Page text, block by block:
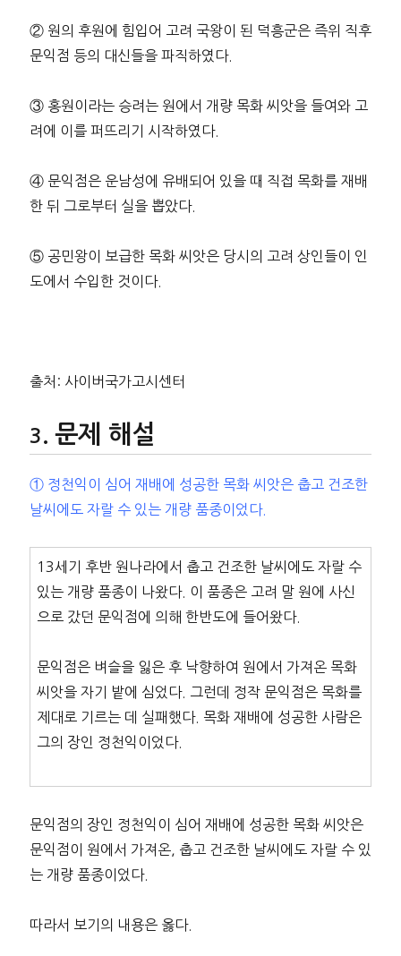
② 원의 후원에 힘입어 고려 국왕이 된 덕흥군은 즉위 직후
문익점 등의 대신들을 파직하였다.
③ 홍원이라는 승려는 원에서 개량 목화 씨앗을 들여와 고
려에 이를 퍼뜨리기 시작하였다.
④ 문익점은 운남성에 유배되어 있을 때 직접 목화를 재배
한 뒤 그로부터 실을 뽑았다.
⑤ 공민왕이 보급한 목화 씨앗은 당시의 고려 상인들이 인
도에서 수입한 것이다.
출처: 사이버국가고시센터
문제 해설
① 정천익이 심어 재배에 성공한 목화 씨앗은 춥고 건조한
날씨에도 자랄 수 있는 개량 품종이었다.
13세기 후반 원나라에서 춥고 건조한 날씨에도 자랄 수
있는 개량 품종이 나왔다. 이 품종은 고려 말 원에 사신
으로 갔던 문익점에 의해 한반도에 들어왔다.
문익점은 벼슬을 잃은 후 낙향하여 원에서 가져온 목화
씨앗을 자기 밭에 심었다. 그런데 정작 문익점은 목화를
제대로 기르는 데 실패했다. 목화 재배에 성공한 사람은
그의 장인 정천익이었다.
문익점의 장인 정천익이 심어 재배에 성공한 목화 씨앗은
문익점이 원에서 가져온, 춥고 건조한 날씨에도 자랄 수 있
는 개량 품종이었다.
따라서 보기의 내용은 옳다.